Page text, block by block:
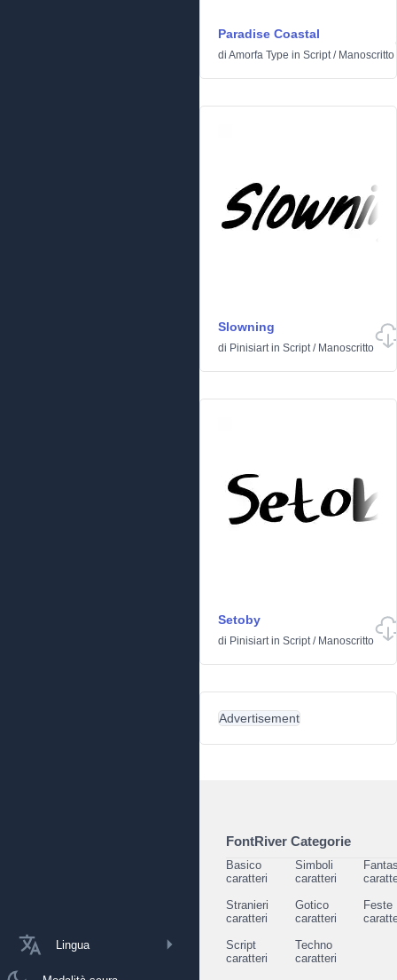
Lingua
Paradise Coastal
di Amorfa Type in Script/ Manoscritto
Slowning
di Pinisiartin Script/ Manoscritto
Setoby
di Pinisiartin Script/ Manoscritto
Advertisement
FontRiver Categorie
Basico
caratteri
Simboli
caratteri
Stranieri
caratteri
Gotico
caratteri
Feste
Script
caratteri
Techno
caratteri